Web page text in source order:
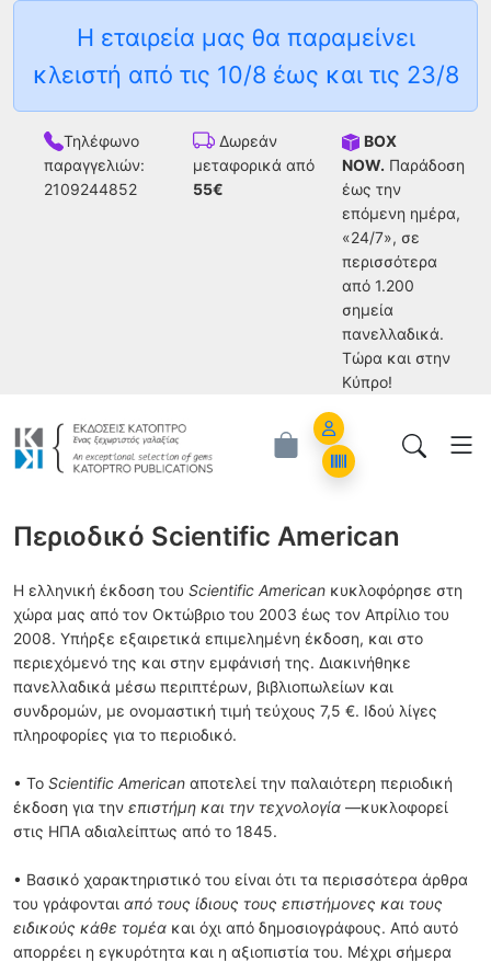
Η εταιρεία μας θα παραμείνει
κλειστή από τις 10/8 έως και τις 23/8
Τηλέφωνο
παραγγελιών:
2109244852
Δωρεάν
μεταφορικά από
55€
BOX
NOW. Παράδοση
έως την
επόμενη ημέρα,
«24/7», σε
περισσότερα
από 1.200
σημεία
πανελλαδικά.
Tώρα και στην
Κύπρο!
Account
Orders
Περιοδικό Scientific American
Η ελληνική έκδοση του Scientific American κυκλοφόρησε στη
χώρα μας από τον Οκτώβριο του 2003 έως τον Απρίλιο του
2008. Υπήρξε εξαιρετικά επιμελημένη έκδοση, και στο
περιεχόμενό της και στην εμφάνισή της. Διακινήθηκε
πανελλαδικά μέσω περιπτέρων, βιβλιοπωλείων και
συνδρομών, με ονομαστική τιμή τεύχους 7,5 €. Ιδού λίγες
πληροφορίες για το περιοδικό.
• Το Scientific American αποτελεί την παλαιότερη περιοδική
έκδοση για την επιστήμη και την τεχνολογία —κυκλοφορεί
στις ΗΠΑ αδιαλείπτως από το 1845.
• Βασικό χαρακτηριστικό του είναι ότι τα περισσότερα άρθρα
του γράφονται από τους ίδιους τους επιστήμονες και τους
ειδικούς κάθε τομέα και όχι από δημοσιογράφους. Από αυτό
απορρέει η εγκυρότητα και η αξιοπιστία του. Mέχρι σήμερα